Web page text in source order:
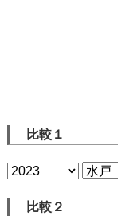
比較１
比較２